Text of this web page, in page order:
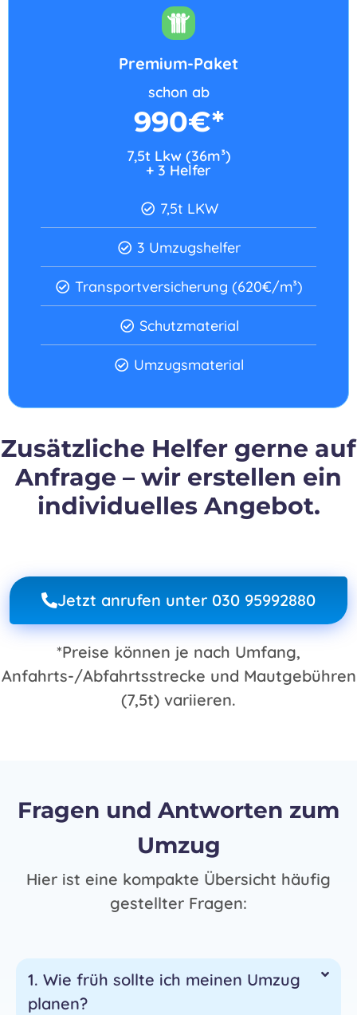
Premium-Paket
schon ab
990€*
7,5t Lkw (36m³)
+ 3 Helfer​
7,5t LKW
3 Umzugshelfer
Transportversicherung (620€/m³)
Schutzmaterial
Umzugsmaterial
Zusätzliche Helfer gerne auf
Anfrage – wir erstellen ein
individuelles Angebot.
Jetzt anrufen unter 030 95992880
*Preise können je nach Umfang,
Anfahrts-/Abfahrtsstrecke und Mautgebühren
(7,5t) variieren.
Fragen und Antworten zum
Umzug
Hier ist eine kompakte Übersicht häufig
gestellter Fragen:
1. Wie früh sollte ich meinen Umzug
planen?